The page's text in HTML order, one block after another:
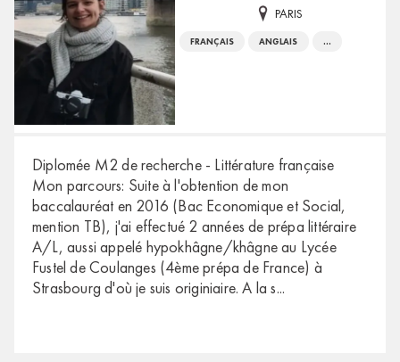
PARIS
FRANÇAIS ANGLAIS ...
Diplomée M2 de recherche - Littérature française
Mon parcours: Suite à l'obtention de mon
baccalauréat en 2016 (Bac Economique et Social,
mention TB), j'ai effectué 2 années de prépa littéraire
A/L, aussi appelé hypokhâgne/khâgne au Lycée
Fustel de Coulanges (4ème prépa de France) à
Strasbourg d'où je suis originiaire. A la s...